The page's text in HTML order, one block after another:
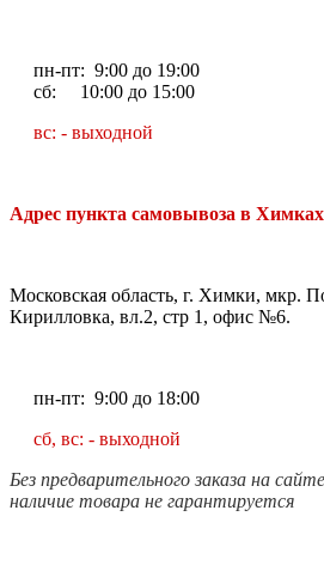
пн-пт: 9:00 до 19:00
сб: 10:00 до 15:00
вс: - выходной
Адрес пункта самовывоза в
Московская область, г. Химки, мкр.
Кирилловка, вл.2, стр 1, офис №6.
пн-пт: 9:00 до 18:00
сб, вс: - выходной
Без предварительного заказа на
наличие товара не гарантируется